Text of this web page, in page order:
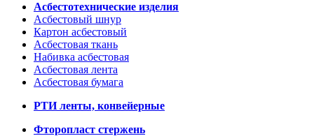
Асбестотехнические изделия
Асбестовый шнур
Картон асбестовый
Асбестовая ткань
Набивка асбестовая
Асбестовая лента
Асбестовая бумага
РТИ ленты, конвейерные
Фторопласт стержень